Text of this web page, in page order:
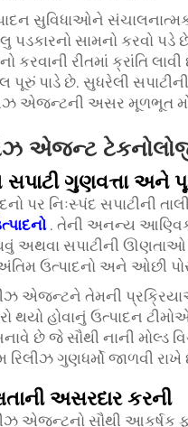
સુવિધાઓને
પડકારનો સામનો કરવો
કરવાની રીતમાં
પાડે છે. સુધરેલી સપાટીની
એજન્ટની અસર મૂળભૂત
એજન્ટ
ગુણવત્તા અને
પર નિઃસ્પંદ સપાટીની
. તેની અનન્ય આણ્વિક
અથવા સપાટીની
ઉત્પાદનો અને ઓછી
એજન્ટને તેમની
થયો હોવાનું ઉત્પાદન
છે જે સૌથી નાની મોલ્ડ
રિલીઝ ગુણધર્મો જાળવી રાખે
અસરદાર કરની
એજન્ટનો સૌથી આકર્ષક